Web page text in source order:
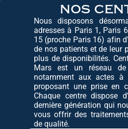
nos
Nous disposons
adresses à Paris 1, Paris
15 (proche Paris 16) afin
de nos patients et de leur
plus de disponibilités.
Mars est un réseau de
notamment aux actes à
proposant une prise en
Chaque centre dispose
dernière génération qui
vous offrir des
de qualité.